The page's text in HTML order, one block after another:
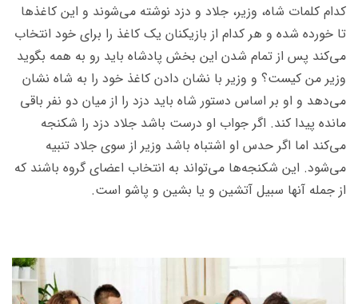
کدام کلمات شاه، وزیر، جلاد و دزد نوشته می‌شوند و این کاغذها
تا خورده شده و هر کدام از بازیکنان یک کاغذ را برای خود انتخاب
می‌کند پس از تمام شدن این بخش پادشاه باید رو به همه بگوید
وزیر من کیست؟ و وزیر با نشان دادن کاغذ خود را به شاه نشان
می‌دهد و او بر اساس دستور شاه باید دزد را از میان دو نفر باقی
مانده پیدا کند. اگر جواب او درست باشد جلاد دزد را شکنجه
می‌کند اما اگر حدس او اشتباه باشد وزیر از سوی جلاد تنبیه
می‌شود. این شکنجه‌ها می‌تواند به انتخاب اعضای گروه باشند که
از جمله آنها سبیل آتشین و یا بشین و پاشو است.